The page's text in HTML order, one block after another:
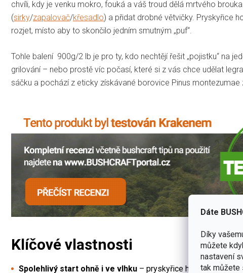
Dáte
Díky
můžete
nastavení
tak můžete
chvíli, kdy je venku mokro, fouká a váš troud dělá mrtvého
(sirky/zapalovač/křesadlo) a přidat drobné větvičky. Pryskyřice
rozjet, místo aby to skončilo jedním smutným „puf“.
Tohle balení 900g/2 lb je pro ty, kdo nechtějí řešit „pojistku“ na
grilování – nebo prostě víc počasí, které si z vás chce udělat
sáčku a pochází z eticky získávané borovice Pinus montezumae
Klíčové vlastnosti
Spolehlivý start ohně i ve vlhku – pryskyřice hoří ochotněji